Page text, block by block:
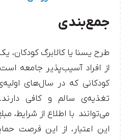
جمع‌بندی
طرح یسنا یا کالابرگ کودکان،
از افراد آسیب‌پذیر جامعه
کودکانی که در سال‌های
تغذیه‌ی سالم و کافی
می‌توانند با اطلاع از شرایط،
این اعتبار، از این فرصت